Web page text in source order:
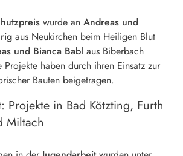
wurde an Andreas und
aus Neukirchen beim Heiligen Blut
und Bianca Babl aus Biberbach
Projekte haben durch ihren Einsatz zur
Bauten beigetragen.
Projekte in Bad Kötzting, Furth
Miltach